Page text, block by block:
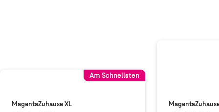
Am Schnellsten
MagentaZuhauseXL